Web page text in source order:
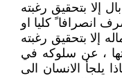
إلا بتحقيق رغبته
انصرافا ً كليا او
إلا بتحقيق رغبته
، عن سلوكه في
يلجأ الانسان الى